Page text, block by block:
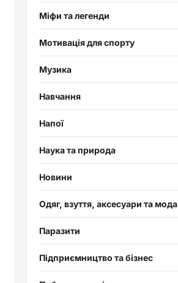
Міфи та легенди
Мотивація для спорту
Музика
Навчання
Напої
Наука та природа
Новини
Одяг, взуття, аксесуари та мода
Паразити
Підприємництво та бізнес